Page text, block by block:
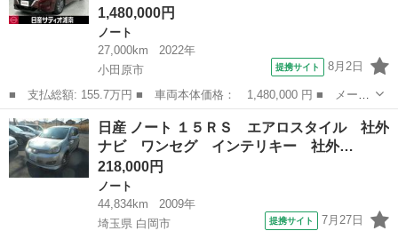
1,480,000円
ノート
27,000km
2022年
小田原市
提携サイト 8月2日
■ 支払総額: 155.7万円 ■ 車両本体価格： 1,480,000 円 ■ メーカ
ー名： 日産 ■ 車種名： ノート ■ グレード名： Ｘ ※メーカ
ーラインナビ＋地デジ＋全周囲カメラ 全周カメラ エマージェンシ
ーＢ Ｗ...
神奈川 小田原市 ノート
日産 ノート １５ＲＳ エアロスタイル 社外
ナビ ワンセグ インテリキー 社外…
218,000円
ノート
44,834km
2009年
埼玉県 白岡市
提携サイト 7月27日